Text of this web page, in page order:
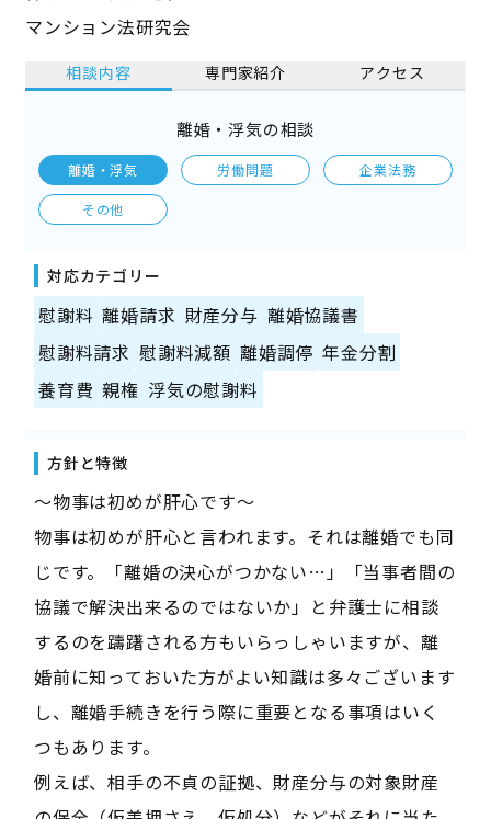
マンション法研究会
相談内容 専門家紹介 アクセス
離婚・浮気の相談
離婚・浮気 労働問題 企業法務
その他
対応カテゴリー
慰謝料 離婚請求 財産分与 離婚協議書
慰謝料請求 慰謝料減額 離婚調停 年金分割
養育費 親権 浮気の慰謝料
方針と特徴
～物事は初めが肝心です～
物事は初めが肝心と言われます。それは離婚でも同
じです。「離婚の決心がつかない…」「当事者間の
協議で解決出来るのではないか」と弁護士に相談
するのを躊躇される方もいらっしゃいますが、離
婚前に知っておいた方がよい知識は多々ございます
し、離婚手続きを行う際に重要となる事項はいく
つもあります。
例えば、相手の不貞の証拠、財産分与の対象財産